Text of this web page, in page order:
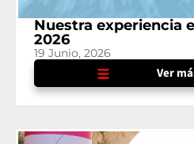
Nuestra experiencia
2026
19 Junio, 2026
Ver